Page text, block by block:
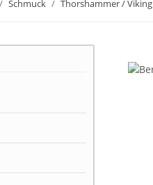
Schmuck Thorshammer / Viking